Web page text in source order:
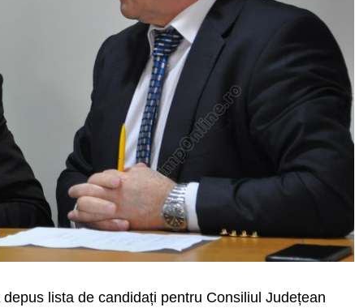
lista de candidați pentru Consiliul Județean